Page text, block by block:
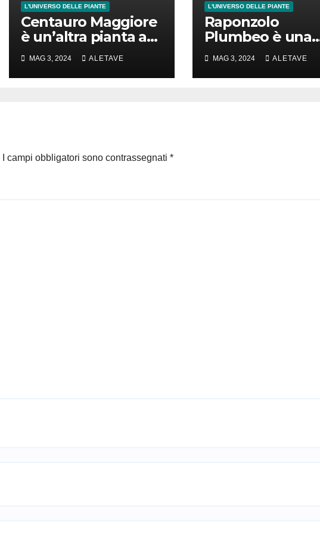
L'UNIVERSO DELLE PIANTE
Centauro Maggiore
è un’altra pianta a
dir poco
spettacolare
MAG 3, 2024 ALETAVE
L'UNIVERSO DELLE PIANTE
Raponzolo
Plumbeo è una
pianta davvero
scoprire
MAG 3, 2024 ALETAVE
I campi obbligatori sono contrassegnati *